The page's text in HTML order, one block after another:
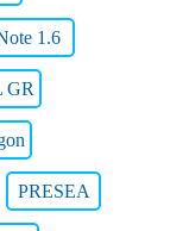
1.6
GR
PRESEA